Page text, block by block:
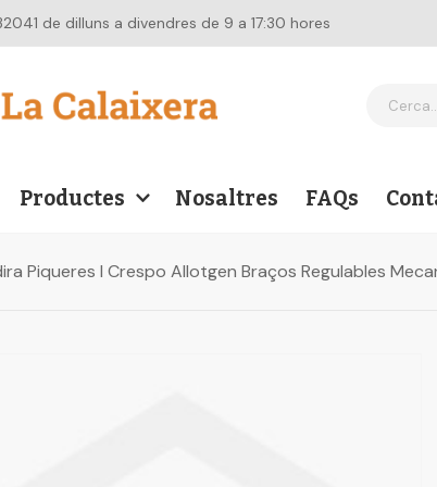
de dilluns a divendres de 9 a 17:30 hores
Productes Nosaltres FAQs
Piqueres I Crespo Allotgen Braços Regulables